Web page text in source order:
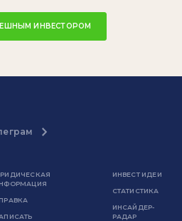
ИНВЕСТОРОМ
ИНВЕСТ ИДЕИ
СТАТИСТИКА
ИНСАЙДЕР-
РАДАР